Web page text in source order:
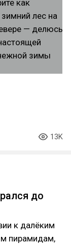
13K
до
к далёким
пирамидам,